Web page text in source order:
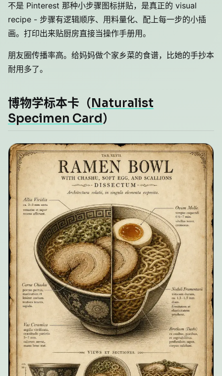
不是 Pinterest 那种小步骤图标拼贴，是真正的 visual
recipe - 步骤有逻辑顺序、用料量化、配上每一步的小插
画。打印出来贴厨房直接当操作手册用。
朋友圈传播率高。给妈妈做个家乡菜的食谱，比她的手抄本
耐用多了。
博物学标本卡（Naturalist
Specimen Card）